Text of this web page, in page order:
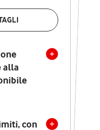
alla
con
LA COPERTURA
alla
limiti, con
tecnologia